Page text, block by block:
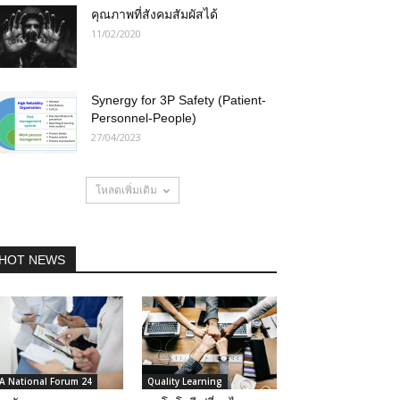
คุณภาพที่สังคมสัมผัสได้
11/02/2020
Synergy for 3P Safety (Patient-
Personnel-People)
27/04/2023
โหลดเพิ่มเติม
NEWS
National Forum 24 Quality Learning